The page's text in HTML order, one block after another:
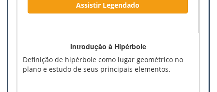
Assistir Legendado
Introdução à Hipérbole
Definição de hipérbole como lugar geométrico no
plano e estudo de seus principais elementos.